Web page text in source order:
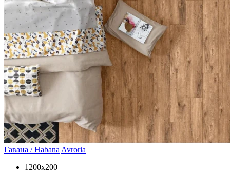
Гавана / Habana Avroria
1200x200